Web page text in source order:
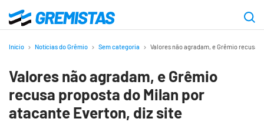
para
principal
Gremistas
Início Notícias do Grêmio Sem categoria Valores não agradam, e Grêmio recusa
Valores não agradam, e Grêmio
recusa proposta do Milan por
atacante Everton, diz site